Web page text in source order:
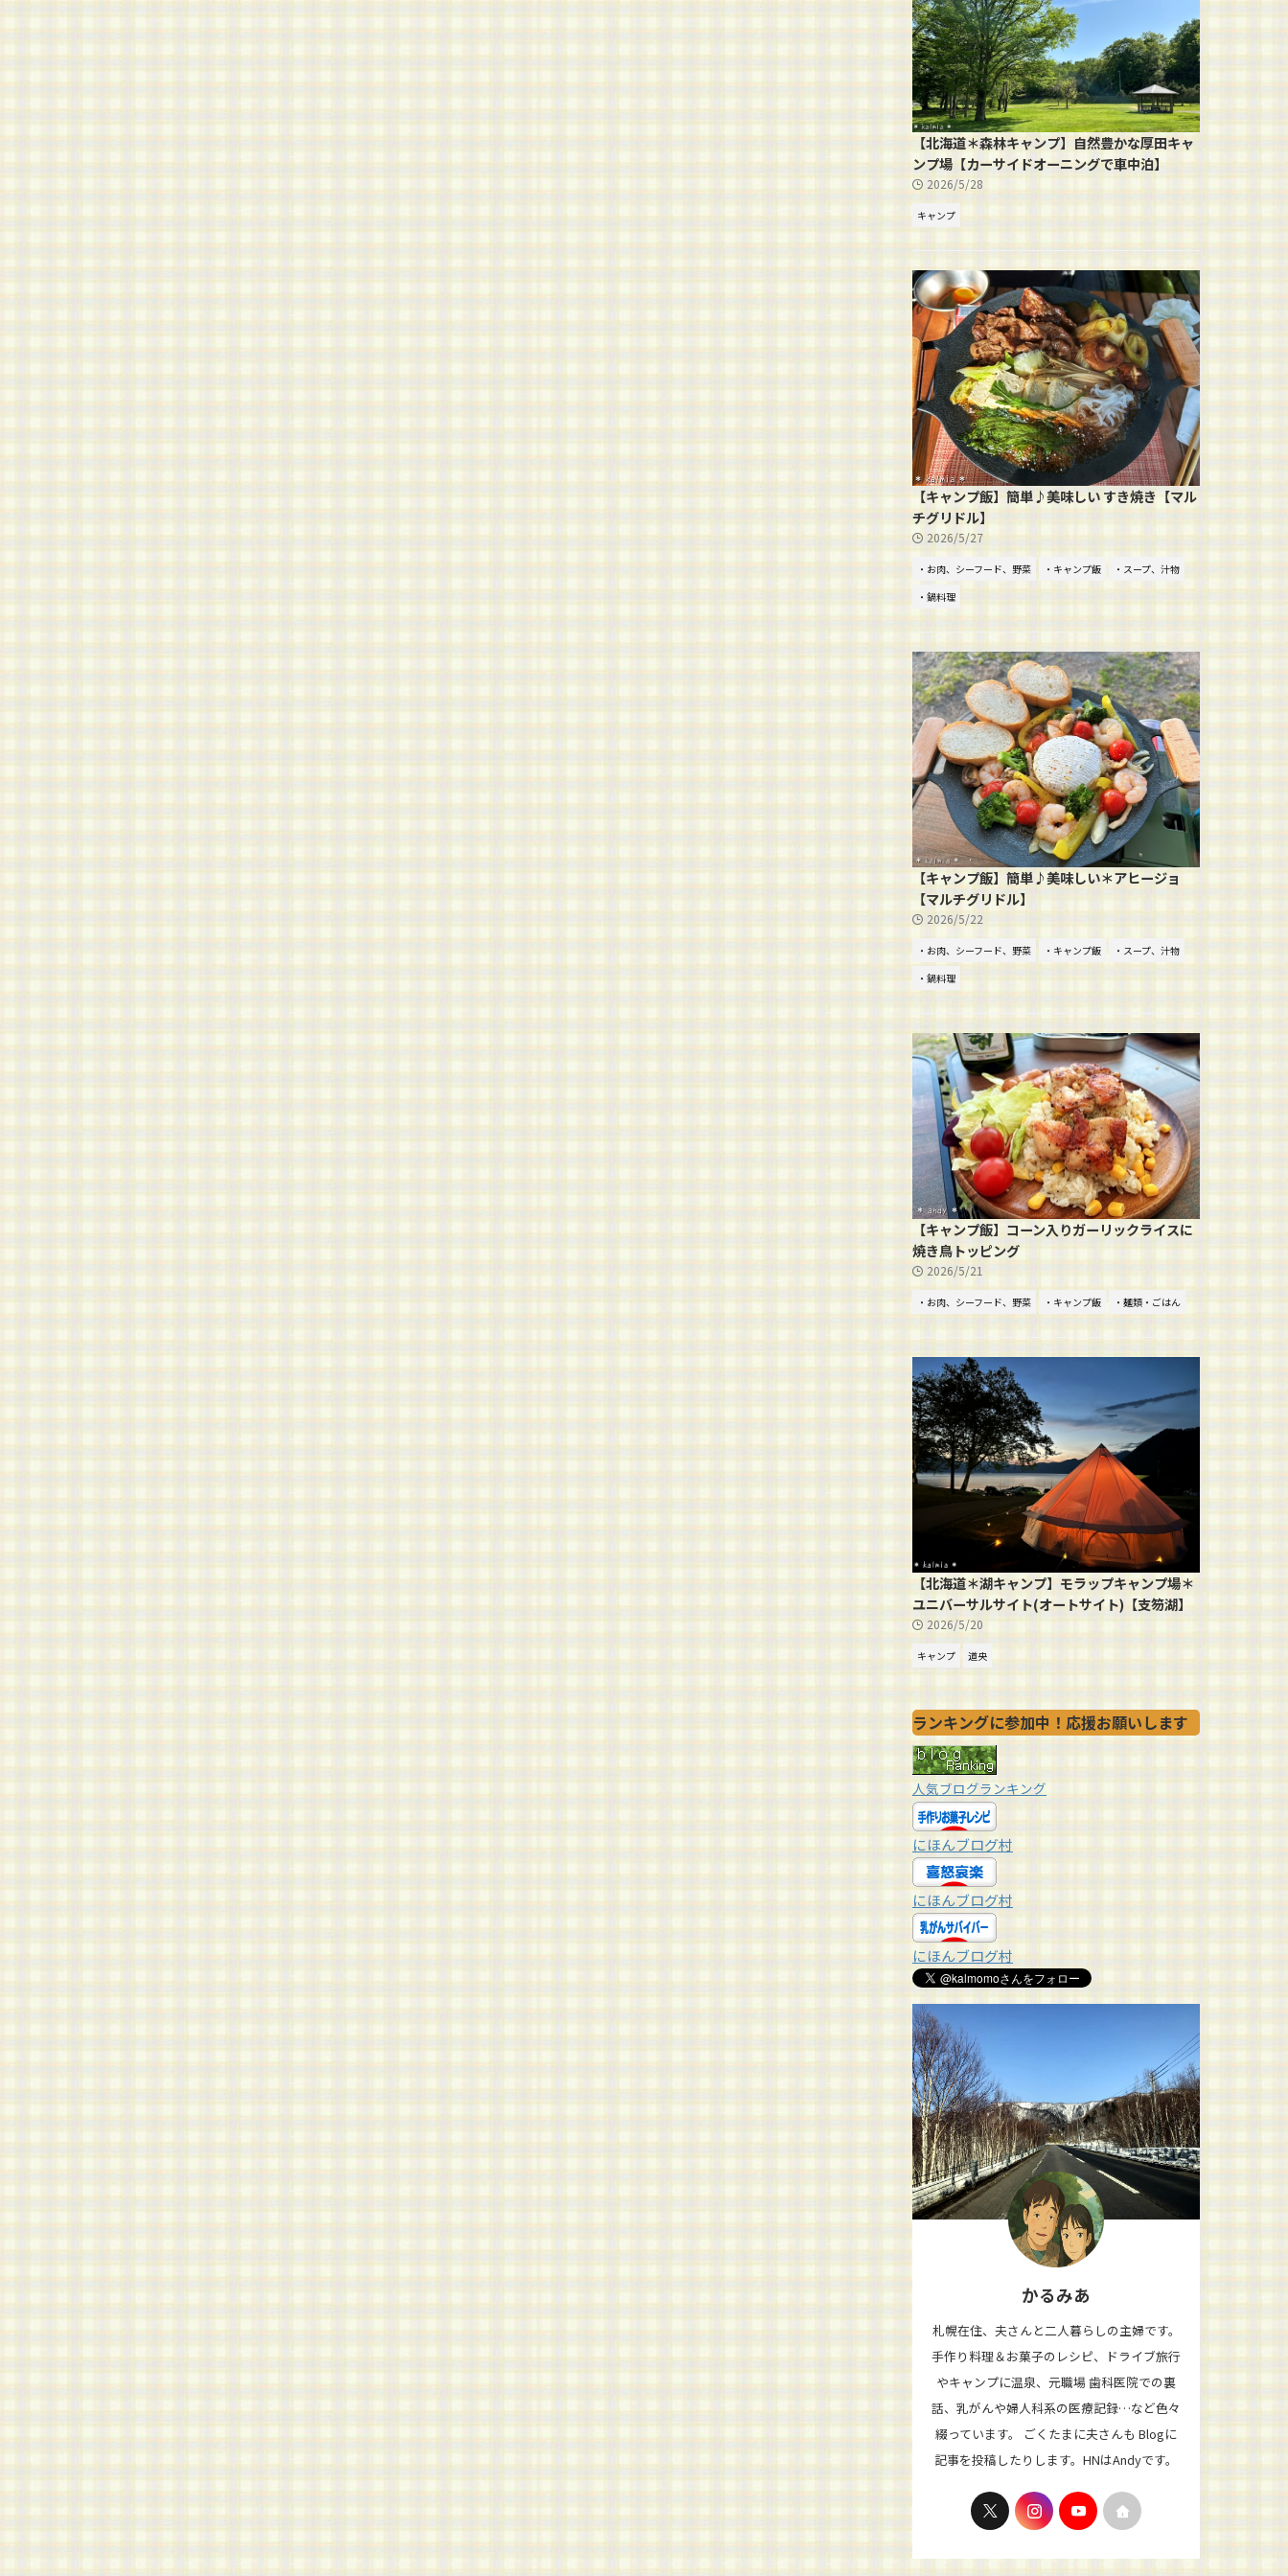
【北海道＊森林キャンプ】自然豊かな厚田キャ
ンプ場【カーサイドオーニングで車中泊】
2026/5/28
キャンプ
【キャンプ飯】簡単♪美味しい すき焼き【マル
チグリドル】
2026/5/27
・お肉、シーフード、野菜 ・キャンプ飯
・スープ、汁物
・鍋料理
【キャンプ飯】簡単♪美味しい＊アヒージョ
【マルチグリドル】
2026/5/22
・お肉、シーフード、野菜 ・キャンプ飯
・スープ、汁物
・鍋料理
【キャンプ飯】コーン入りガーリックライスに
焼き鳥トッピング
2026/5/21
・お肉、シーフード、野菜 ・キャンプ飯 ・麺類・ごはん
【北海道＊湖キャンプ】モラップキャンプ場＊
ユニバーサルサイト(オートサイト)【支笏湖】
2026/5/20
キャンプ 道央
ランキングに参加中！応援お願いします
人気ブログランキング
にほんブログ村
にほんブログ村
にほんブログ村
かるみあ
札幌在住、夫さんと二人暮らしの主婦です。
手作り料理＆お菓子のレシピ、ドライブ旅行
やキャンプに温泉、元職場 歯科医院での裏
話、乳がんや婦人科系の医療記録…など色々
綴っています。 ごくたまに夫さんも Blogに
記事を投稿したりします。HNはAndyです。